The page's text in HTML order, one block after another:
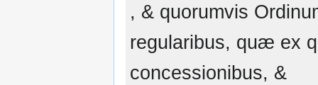
, & quorumvis
regularibus, quæ ex
concessionibus, &